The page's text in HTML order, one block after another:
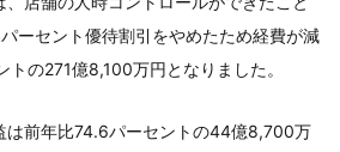
ーセント優待割引をやめたため経費が減
の271億8,100万円となりました。
は前年比74.6パーセントの44億8,700万